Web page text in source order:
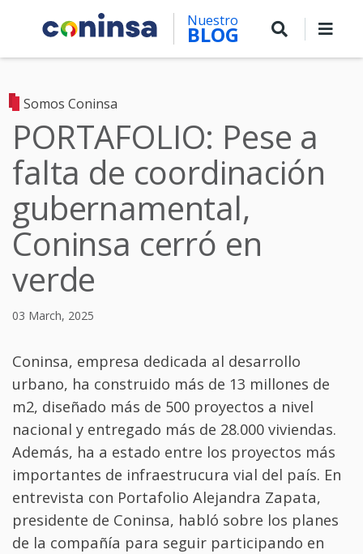
Nuestro
BLOG
Somos Coninsa
PORTAFOLIO: Pese a
falta de coordinación
gubernamental,
Coninsa cerró en
verde
03 March, 2025
Coninsa, empresa dedicada al desarrollo
urbano, ha construido más de 13 millones de
m2, diseñado más de 500 proyectos a nivel
nacional y entregado más de 28.000 viviendas.
Además, ha a estado entre los proyectos más
importantes de infraestrucura vial del país. En
entrevista con Portafolio Alejandra Zapata,
presidente de Coninsa, habló sobre los planes
de la compañía para seguir participando en